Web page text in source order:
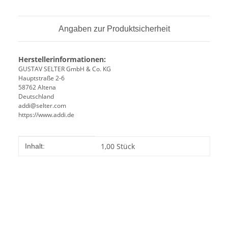
Angaben zur Produktsicherheit
Herstellerinformationen:
GUSTAV SELTER GmbH & Co. KG
Hauptstraße 2-6
58762 Altena
Deutschland
addi@selter.com
https://www.addi.de
Produkteigenschaft
Wert
Inhalt: 1,00 Stück